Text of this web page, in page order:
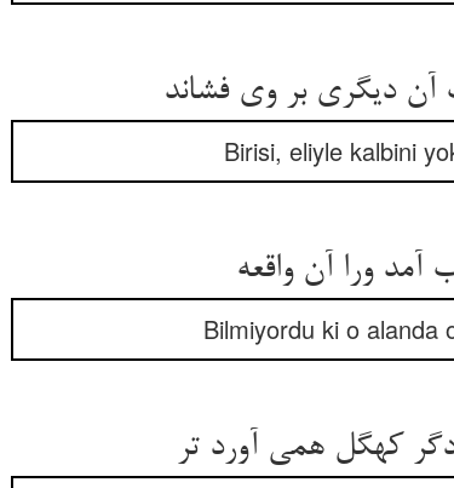
دیگری بر وی فشاند
Birisi, eliyle kalbini
ورا آن واقعه
Bilmiyordu ki o alanda
کهگل همی آورد تر